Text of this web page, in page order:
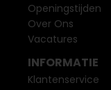
Openingstijden
Over Ons
Vacatures
INFORMATIE
Klantenservice